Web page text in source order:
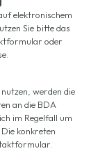
elektronischem
Sie bitte das
oder
werden die
an die BDA
im Regelfall um
konkreten